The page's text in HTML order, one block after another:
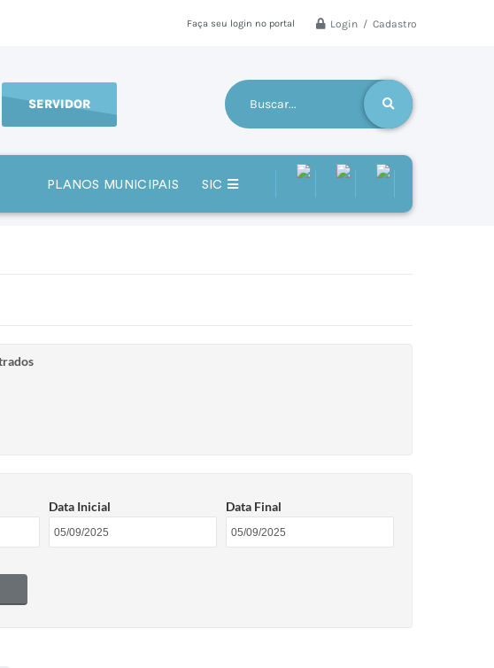
Faça seu login no portal Login / Cadastro
SERVIDOR
PLANOS MUNICIPAIS SIC
Data Inicial Data Final